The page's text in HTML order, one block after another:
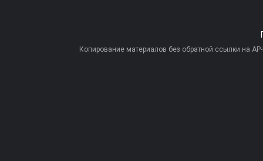
Копирование материалов без обратной ссылки на